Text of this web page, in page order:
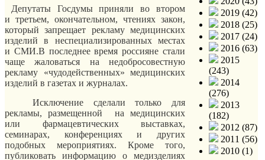
Депутаты Госдумы приняли во втором
и третьем, окончательном, чтениях закон,
который запрещает рекламу медицинских
изделий в неспециализированных местах
и СМИ.В последнее время россияне стали
чаще жаловаться на недобросовестную
рекламу «чудодейственных» медицинских
изделий в газетах и журналах.
Исключение сделали только для
рекламы, размещенной на медицинских
или фармацевтических выставках,
семинарах, конференциях и других
подобных мероприятиях. Кроме того,
публиковать информацию о медизделиях
2019 (42)
2018 (25)
2017 (24)
2016 (63)
2015
(243)
2014
(276)
2013
(182)
2012 (87)
2011 (56)
2010 (1)